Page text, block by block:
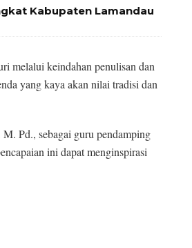
Kabupaten Lamandau
melalui keindahan penulisan dan
yang kaya akan nilai tradisi dan
Pd., sebagai guru pendamping
ini dapat menginspirasi